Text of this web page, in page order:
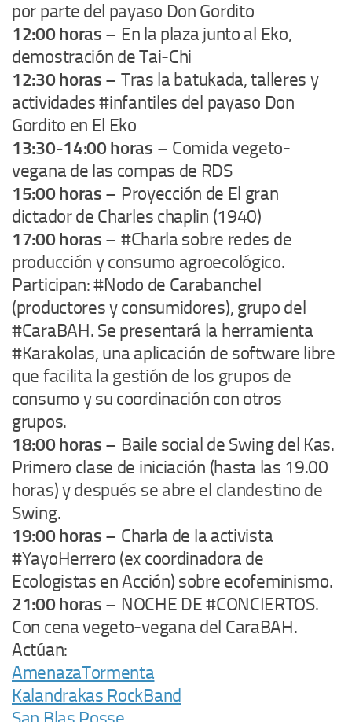
por parte del payaso Don Gordito
12:00 horas – En la plaza junto al Eko,
demostración de Tai-Chi
12:30 horas – Tras la batukada, talleres y
actividades #infantiles del payaso Don
Gordito en El Eko
13:30-14:00 horas – Comida vegeto-
vegana de las compas de RDS
15:00 horas – Proyección de El gran
dictador de Charles chaplin (1940)
17:00 horas – #Charla sobre redes de
producción y consumo agroecológico.
Participan: #Nodo de Carabanchel
(productores y consumidores), grupo del
#CaraBAH. Se presentará la herramienta
#Karakolas, una aplicación de software libre
que facilita la gestión de los grupos de
consumo y su coordinación con otros
grupos.
18:00 horas – Baile social de Swing del Kas.
Primero clase de iniciación (hasta las 19.00
horas) y después se abre el clandestino de
Swing.
19:00 horas – Charla de la activista
#YayoHerrero (ex coordinadora de
Ecologistas en Acción) sobre ecofeminismo.
21:00 horas – NOCHE DE #CONCIERTOS.
Con cena vegeto-vegana del CaraBAH.
Actúan:
AmenazaTormenta
Kalandrakas RockBand